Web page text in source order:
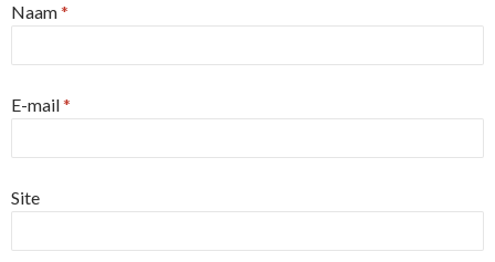
Naam*
E-mail*
Site